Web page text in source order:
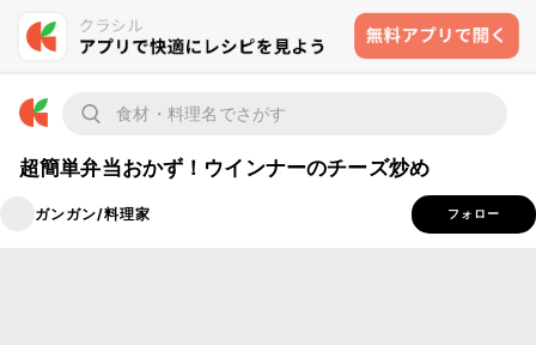
超簡単弁当おかず！ウインナーのチーズ炒め
ガンガン/料理家 フォロー